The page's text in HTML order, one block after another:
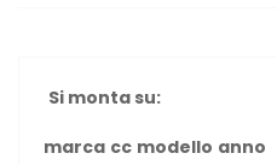
Si monta su:
marca cc modello anno